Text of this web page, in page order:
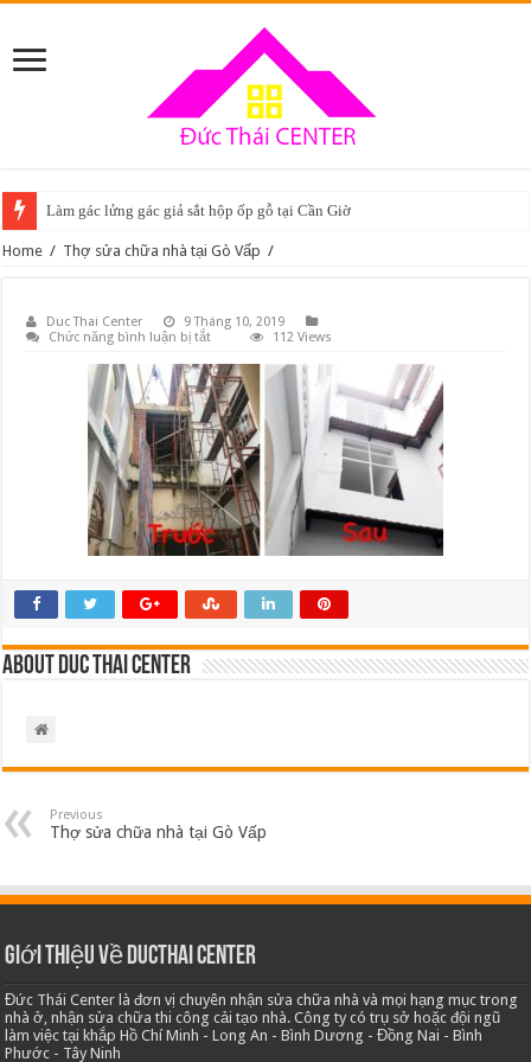
Làm gác lửng gác giả sắt hộp ốp gỗ tại Cần Giờ
Home / Thợ sửa chữa nhà tại Gò Vấp /
Duc Thai Center
9 Tháng 10, 2019
Chức năng bình luận bị tắtở 112 Views
About Duc Thai Center
Previous
Thợ sửa chữa nhà tại Gò Vấp
Giới thiệu về Ducthai Center
Đức Thái Center là đơn vị chuyên nhận sửa chữa nhà và mọi hạng mục trong
nhà ở, nhận sửa chữa thi công cải tạo nhà. Công ty có trụ sở hoặc đội ngũ
làm việc tại khắp Hồ Chí Minh - Long An - Bình Dương - Đồng Nai - Bình
Phước - Tây Ninh